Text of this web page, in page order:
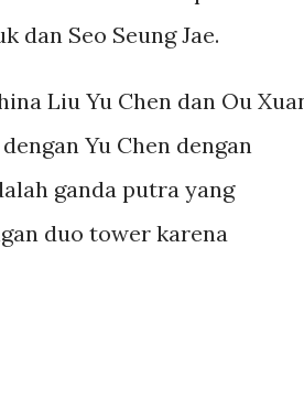
dan Seo Seung Jae.
Liu Yu Chen dan Ou
Yu Chen dengan
ganda putra yang
duo tower karena